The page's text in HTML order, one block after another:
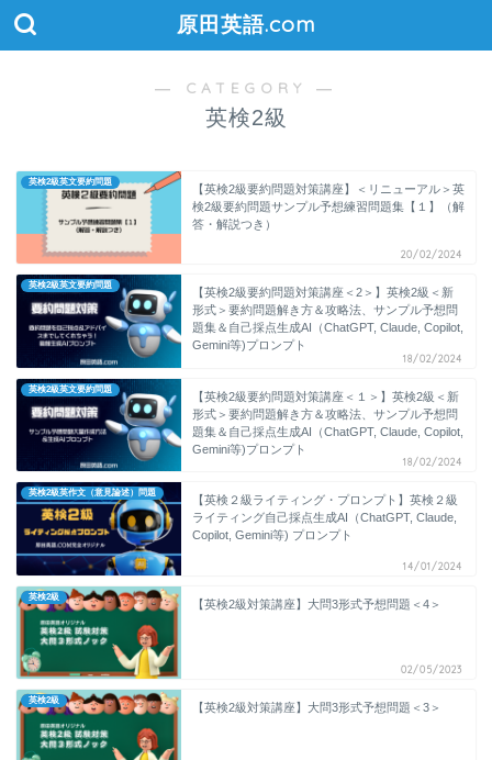
原田英語.com
― CATEGORY ―
英検2級
英検2級英文要約問題
【英検2級要約問題対策講座】＜リニューアル＞英
検2級要約問題サンプル予想練習問題集【１】（解
答・解説つき）
20/02/2024
英検2級英文要約問題
【英検2級要約問題対策講座＜2＞】英検2級＜新
形式＞要約問題解き方＆攻略法、サンプル予想問
題集＆自己採点生成AI（ChatGPT, Claude, Copilot,
Gemini等)プロンプト
18/02/2024
英検2級英文要約問題
【英検2級要約問題対策講座＜１＞】英検2級＜新
形式＞要約問題解き方＆攻略法、サンプル予想問
題集＆自己採点生成AI（ChatGPT, Claude, Copilot,
Gemini等)プロンプト
18/02/2024
英検2級英作文（意見論述）問題
【英検２級ライティング・プロンプト】英検２級
ライティング自己採点生成AI（ChatGPT, Claude,
Copilot, Gemini等) プロンプト
14/01/2024
英検2級
【英検2級対策講座】大問3形式予想問題＜4＞
02/05/2023
英検2級
【英検2級対策講座】大問3形式予想問題＜3＞